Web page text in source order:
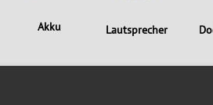
Akku Lautsprecher